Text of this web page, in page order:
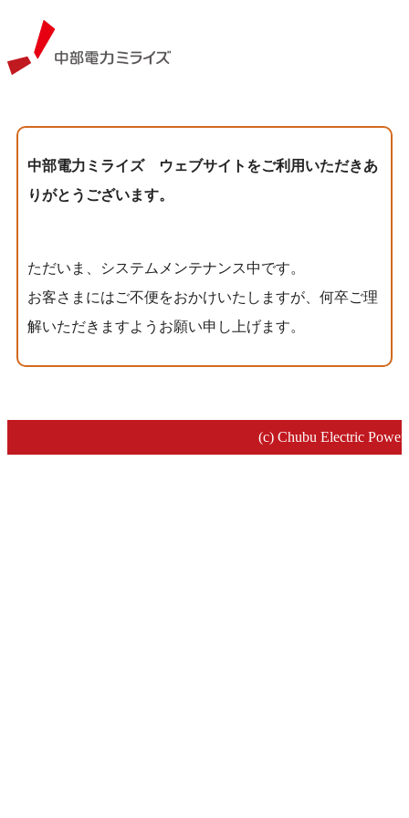
中部電力ミライズ ウェブサイトをご利用いただきあ
りがとうございます。
ただいま、システムメンテナンス中です。
お客さまにはご不便をおかけいたしますが、何卒ご理
解いただきますようお願い申し上げます。
(c) Chubu Electric